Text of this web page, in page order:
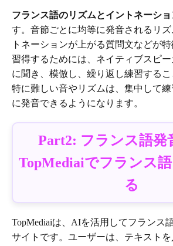
フランス語のリズムとイントネーショ
す。音節ごとに均等に発音されるリ
トネーションが上がる質問文などが
習得するためには、ネイティブスピ
に聞き、模倣し、繰り返し練習するこ
特に難しい音やリズムは、集中して
に発音できるようになります。
Part2: フランス語発
TopMediaiでフランス
る
TopMediaiは、AIを活用してフランス
サイトです。ユーザーは、テキストを